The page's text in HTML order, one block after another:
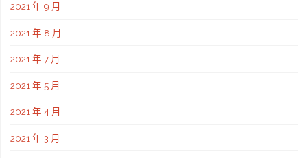
2021 年 9 月
2021 年 8 月
2021 年 7 月
2021 年 5 月
2021 年 4 月
2021 年 3 月